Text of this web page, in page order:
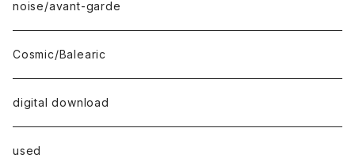
noise/avant-garde
Cosmic/Balearic
digital download
used